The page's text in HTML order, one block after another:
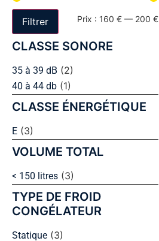
Filtrer Prix : 160 €— 200 €
CLASSE SONORE
35 à 39 dB (2)
40 à 44 db (1)
CLASSE ÉNERGÉTIQUE
E (3)
VOLUME TOTAL
< 150 litres (3)
TYPE DE FROID
CONGÉLATEUR
Statique (3)